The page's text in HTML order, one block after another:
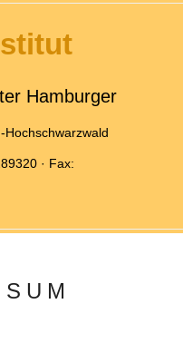
Hamburger
Hochschwarzwald
· Fax: